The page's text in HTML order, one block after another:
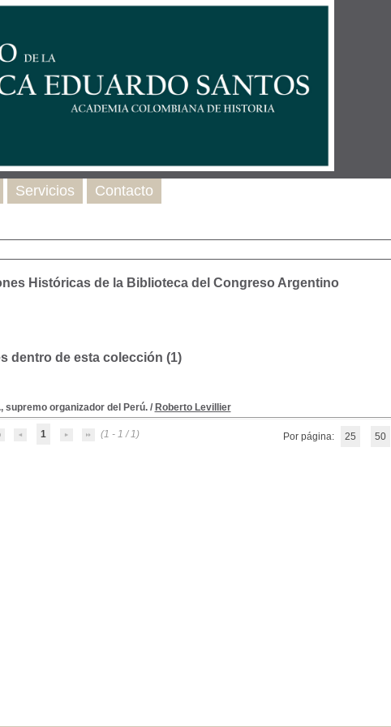
Históricas de la Biblioteca del Congreso Argentino
dentro de esta colección (1)
supremo organizador del Perú./ Roberto Levillier
1 (1 - 1 / 1) Por página: 25 50
Servicios Contacto